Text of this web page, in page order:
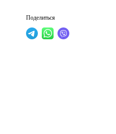
Поделиться